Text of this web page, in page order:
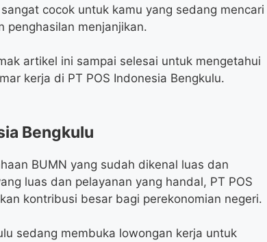
cocok untuk kamu yang sedang mencari
penghasilan menjanjikan.
artikel ini sampai selesai untuk mengetahui
kerja di PT POS Indonesia Bengkulu.
Bengkulu
BUMN yang sudah dikenal luas dan
luas dan pelayanan yang handal, PT POS
kontribusi besar bagi perekonomian negeri.
sedang membuka lowongan kerja untuk